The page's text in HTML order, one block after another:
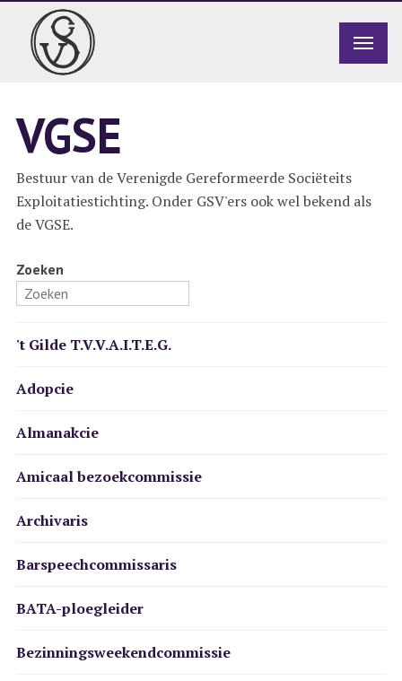
VGSE
Bestuur van de Verenigde Gereformeerde Sociëteits
Exploitatiestichting. Onder GSV'ers ook wel bekend als
de VGSE.
Zoeken
't Gilde T.V.V.A.I.T.E.G.
Adopcie
Almanakcie
Amicaal bezoekcommissie
Archivaris
Barspeechcommissaris
BATA-ploegleider
Bezinningsweekendcommissie